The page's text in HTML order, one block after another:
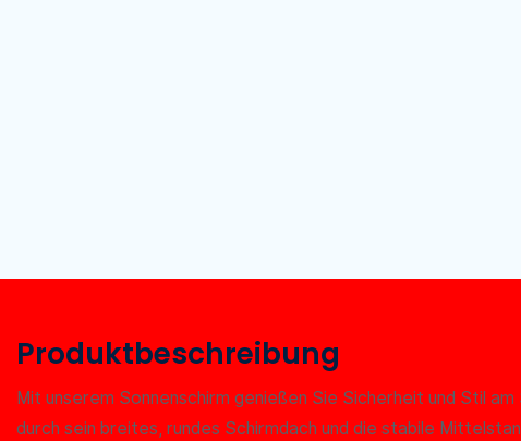
Produktbeschreibung
Mit unserem Sonnenschirm genießen Sie Sicherheit und Stil
durch sein breites, rundes Schirmdach und die stabile